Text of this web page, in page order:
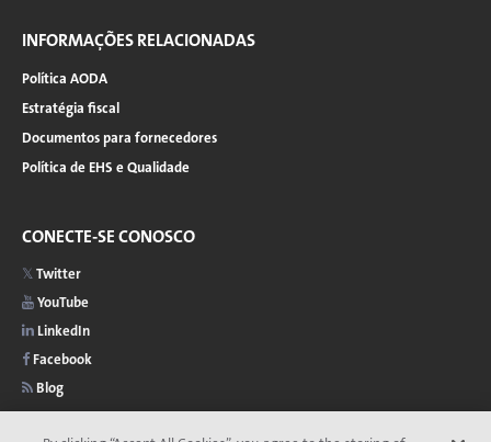
INFORMAÇÕES RELACIONADAS
Política AODA
Estratégia fiscal
Documentos para fornecedores
Política de EHS e Qualidade
CONECTE-SE CONOSCO
Twitter
YouTube
LinkedIn
Facebook
Blog